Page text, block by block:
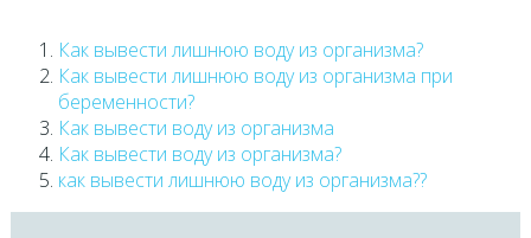
Как вывести лишнюю воду из организма?
Как вывести лишнюю воду из организма при
беременности?
Как вывести воду из организма
Как вывести воду из организма?
как вывести лишнюю воду из организма??